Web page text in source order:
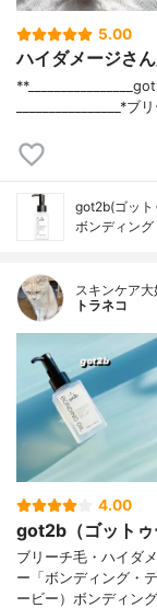
5.00
ハイダメージさ
⁡________________⁡⁡⁡*
got2b(ゴット
ボンディン
スキンケア大
トラネコ
4.00
got2b（ゴットゥ
ブリーチ毛・ハイダ
ー「ボンディング・
ービー）ボンディン